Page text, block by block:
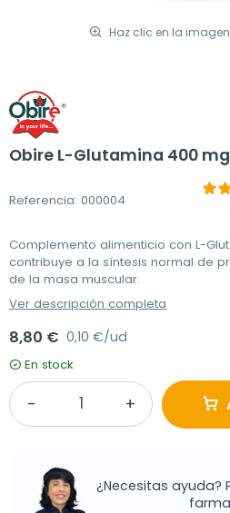
Haz clic en la
Obire L-Glutamina 400
Referencia: 000004
Complemento alimenticio con L-
contribuye a la síntesis normal de
de la masa muscular.
Ver descripción completa
8,80 € 0,10 €/ud
En stock
¿Necesitas ayuda?